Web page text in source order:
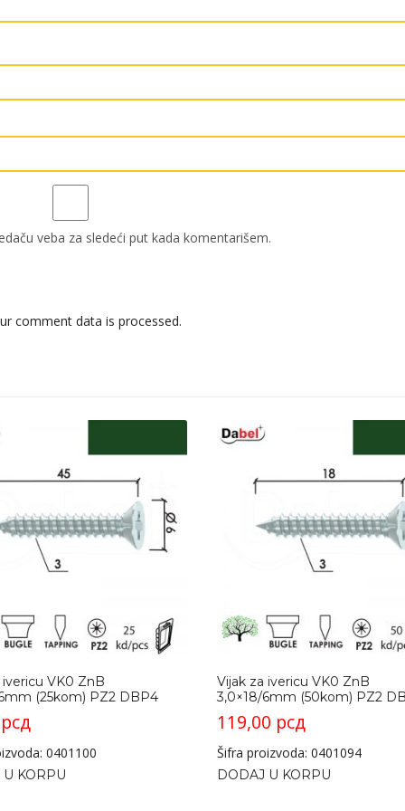
veba za sledeći put kada komentarišem.
comment data is processed.
ivericu VK0 ZnB
(25kom) PZ2 DBP4
рсд
0401100
KORPU
Vijak za ivericu VK0 ZnB
3,0×18/6mm (50kom) PZ2
119,00 рсд
Šifra proizvoda: 0401094
DODAJ U KORPU